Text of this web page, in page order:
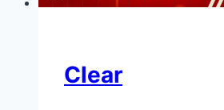
Clear